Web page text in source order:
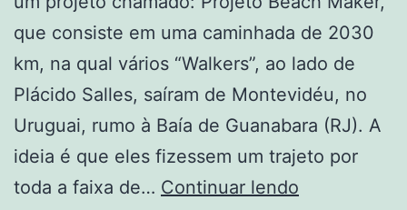
que consiste em uma caminhada de 2030
km, na qual vários “Walkers”, ao lado de
Plácido Salles, saíram de Montevidéu, no
Uruguai, rumo à Baía de Guanabara (RJ). A
ideia é que eles fizessem um trajeto por
toda a faixa de… Continuar lendo